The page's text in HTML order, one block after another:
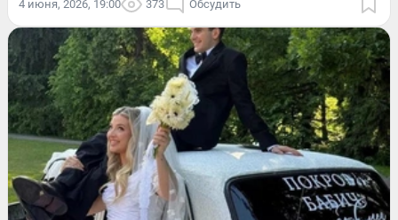
4 июня, 2026, 19:00 373 Обсудить